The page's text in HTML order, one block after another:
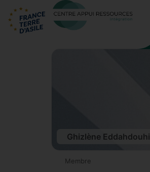
Ghizlène Eddahdouhi
Membre